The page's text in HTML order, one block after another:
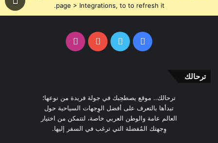
page > Integrations, to to refresh it.
فيسبوكتويتر يوتيوب انستقرام
ترحالك
ترحالك.. موقع يصطحِبك في جولة فريدة من نوعها؛
تبدأها بالتعرف على أفضل الوِجهات السياحية حول
العالم عامة والوطن العربي خاصة، لتتمكن من اختيار
وِجهتك المُفضلة التي ترغب في السفر إليها.